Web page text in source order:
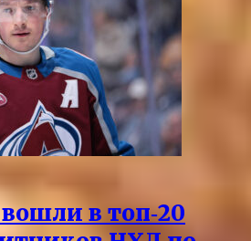
в топ‑20